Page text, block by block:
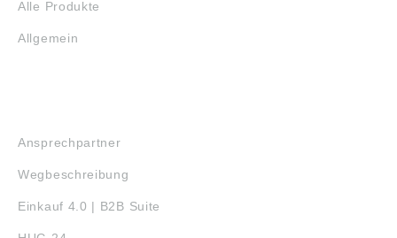
Alle Produkte
Allgemein
Ansprechpartner
Wegbeschreibung
Einkauf 4.0 | B2B Suite